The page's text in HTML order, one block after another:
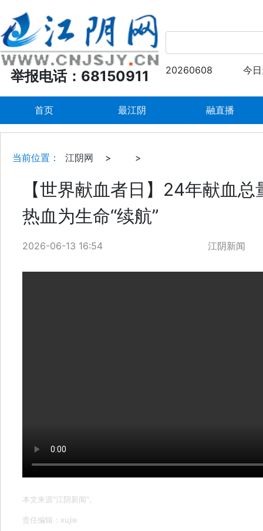
举报电话：68150911 20260608 今
首页 最江阴 融直播
当前位置： 江阴网 > >
【世界献血者日】24年献血
热血为生命“续航”
2026-06-13 16:54 江阴新闻
本文来源"江阴新闻"。
责任编辑：xujie